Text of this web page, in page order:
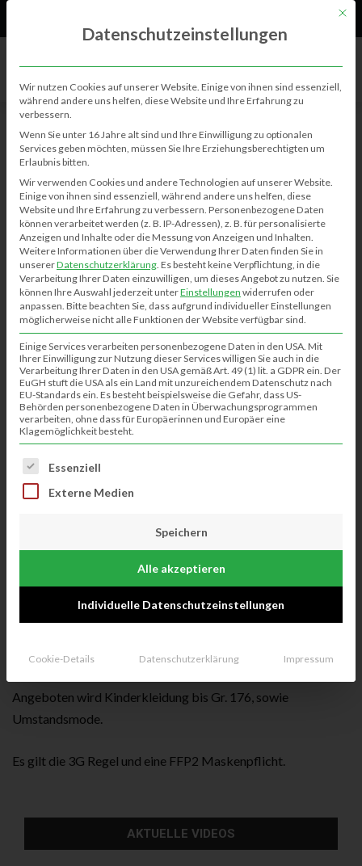
BERICHTE
Anonyme Kinderkleiderbörse
Kim-Janina Meinecke 22.03.2022 0 643
Flohmarkt Klausheide – 22.9.2024
50 Jahre Eingemeindung
Osterfeuer – Ostereier suchen in Klausheide
Endlich findet wieder unsere anonyme Kinderkleiderbörse
Klausheide
Angeboten wird Kinderkleidung bis Gr. 176, sowie
Umstandsmode.
Es gilt die 3G Regel und eine FFP2 Maskenpflicht.
AKTUELLE VIDEOS
Mit
Datenschutzeinstellungen
Wir nutzen Cookies auf unserer Website. Einige von ihnen sind essenziell,
während andere uns helfen, diese Website und Ihre Erfahrung zu
verbessern.
Wenn Sie unter 16 Jahre alt sind und Ihre Einwilligung zu optionalen
Services geben möchten, müssen Sie Ihre Erziehungsberechtigten um
Erlaubnis bitten.
Wir verwenden Cookies und andere Technologien auf unserer Website.
Einige von ihnen sind essenziell, während andere uns helfen, diese
Website und Ihre Erfahrung zu verbessern. Personenbezogene Daten
können verarbeitet werden (z. B. IP-Adressen), z. B. für personalisierte
Anzeigen und Inhalte oder die Messung von Anzeigen und Inhalten.
Weitere Informationen über die Verwendung Ihrer Daten finden Sie in
unsererDatenschutzerklärung. Es besteht keine Verpflichtung, in die
Verarbeitung Ihrer Daten einzuwilligen, um dieses Angebot zu nutzen. Sie
können Ihre Auswahl jederzeit unterEinstellungen widerrufen oder
anpassen. Bitte beachten Sie, dass aufgrund individueller Einstellungen
möglicherweise nicht alle Funktionen der Website verfügbar sind.
Einige Services verarbeiten personenbezogene Daten in den USA. Mit
Ihrer Einwilligung zur Nutzung dieser Services willigen Sie auch in die
Verarbeitung Ihrer Daten in den USA gemäß Art. 49 (1) lit. a GDPR ein. Der
EuGH stuft die USA als ein Land mit unzureichendem Datenschutz nach
EU-Standards ein. Es besteht beispielsweise die Gefahr, dass US-
Behörden personenbezogene Daten in Überwachungsprogrammen
verarbeiten, ohne dass für Europäerinnen und Europäer eine
Klagemöglichkeit besteht.
Es folgt eine Liste der Service-Gruppen, für die eine
Essenziell
Externe Medien
Speichern
Alle akzeptieren
Individuelle Datenschutzeinstellungen
Cookie-Details Datenschutzerklärung Impressum